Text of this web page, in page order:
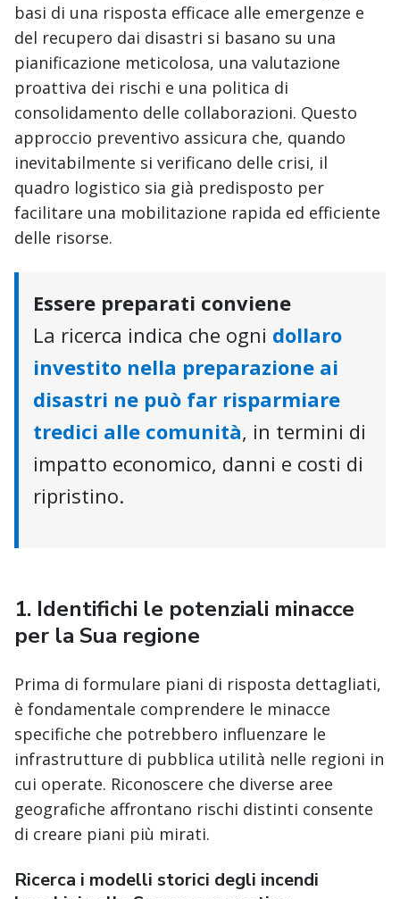
basi di una risposta efficace alle emergenze e
del recupero dai disastri si basano su una
pianificazione meticolosa, una valutazione
proattiva dei rischi e una politica di
consolidamento delle collaborazioni. Questo
approccio preventivo assicura che, quando
inevitabilmente si verificano delle crisi, il
quadro logistico sia già predisposto per
facilitare una mobilitazione rapida ed efficiente
delle risorse.
Essere preparati conviene
La ricerca indica che ogni dollaro
investito nella preparazione ai
disastri ne può far risparmiare
tredici alle comunità, in termini di
impatto economico, danni e costi di
ripristino.
1. Identifichi le potenziali minacce
per la Sua regione
Prima di formulare piani di risposta dettagliati,
è fondamentale comprendere le minacce
specifiche che potrebbero influenzare le
infrastrutture di pubblica utilità nelle regioni in
cui operate. Riconoscere che diverse aree
geografiche affrontano rischi distinti consente
di creare piani più mirati.
Ricerca i modelli storici degli incendi